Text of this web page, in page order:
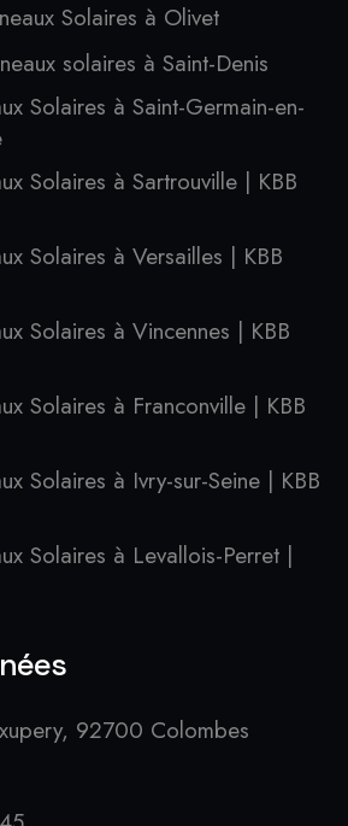
Solaires à Olivet
solaires à Saint-Denis
Solaires à Saint-Germain-en-
Solaires à Sartrouville | KBB
Solaires à Versailles | KBB
Solaires à Vincennes | KBB
Solaires à Franconville | KBB
Solaires à Ivry-sur-Seine | KBB
Solaires à Levallois-Perret |
92700 Colombes